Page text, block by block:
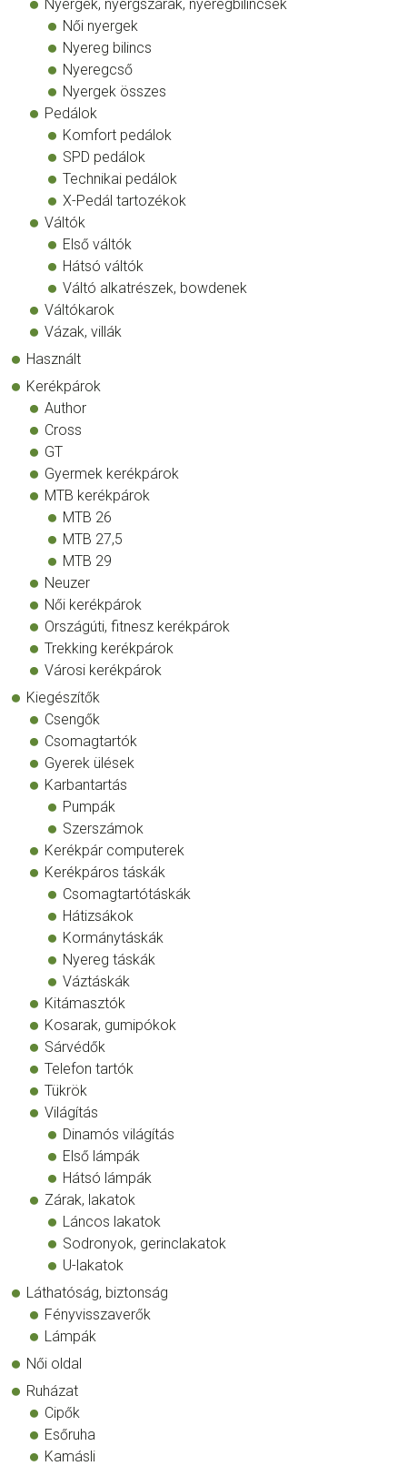
Nyergek, nyergszárak, nyeregbilincsek
Női nyergek
Nyereg bilincs
Nyeregcső
Nyergek összes
Pedálok
Komfort pedálok
SPD pedálok
Technikai pedálok
X-Pedál tartozékok
Váltók
Első váltók
Hátsó váltók
Váltó alkatrészek, bowdenek
Váltókarok
Vázak, villák
Használt
Kerékpárok
Author
Cross
GT
Gyermek kerékpárok
MTB kerékpárok
MTB 26
MTB 27,5
MTB 29
Neuzer
Női kerékpárok
Országúti, fitnesz kerékpárok
Trekking kerékpárok
Városi kerékpárok
Kiegészítők
Csengők
Csomagtartók
Gyerek ülések
Karbantartás
Pumpák
Szerszámok
Kerékpár computerek
Kerékpáros táskák
Csomagtartótáskák
Hátizsákok
Kormánytáskák
Nyereg táskák
Váztáskák
Kitámasztók
Kosarak, gumipókok
Sárvédők
Telefon tartók
Tükrök
Világítás
Dinamós világítás
Első lámpák
Hátsó lámpák
Zárak, lakatok
Láncos lakatok
Sodronyok, gerinclakatok
U-lakatok
Láthatóság, biztonság
Fényvisszaverők
Lámpák
Női oldal
Ruházat
Cipők
Esőruha
Kamásli